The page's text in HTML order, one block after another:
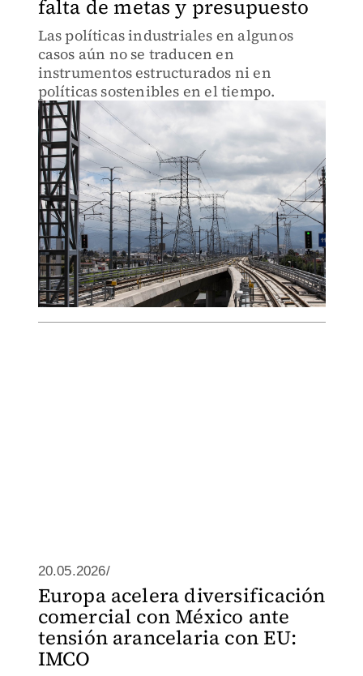
falta de metas y presupuesto
Las políticas industriales en algunos
casos aún no se traducen en
instrumentos estructurados ni en
políticas sostenibles en el tiempo.
20.05.2026/
Europa acelera diversificación
comercial con México ante
tensión arancelaria con EU:
IMCO